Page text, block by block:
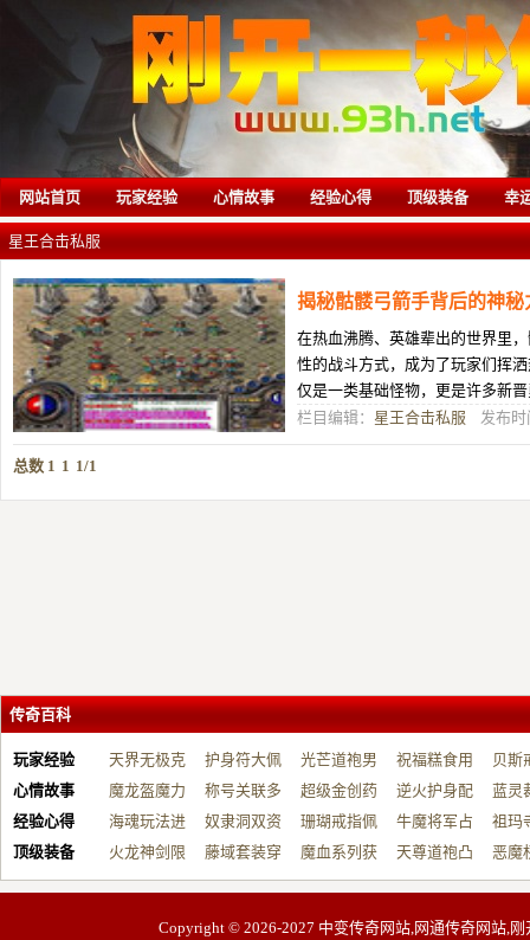
网站首页 玩家经验 心情故事 经验心得 顶级装备 幸
星王合击私服
揭秘骷髅弓箭手背后的神秘
在热血沸腾、英雄辈出的世界里
性的战斗方式，成为了玩家们挥
仅是一类基础怪物，更是许多新
远程攻击型对手。骷髅弓箭手的形
栏目编辑： 星王合击私服 发布时
总数 1 1 1/1
传奇百科
玩家经验
天界无极克
制…
护身符大佩
戴…
光芒道袍男
战…
祝福糕食用
帮…
贝斯
开…
心情故事
魔龙盔魔力
增…
称号关联多
元…
超级金创药
带…
逆火护身配
祝…
蓝灵
台…
经验心得
海魂玩法进
阶…
奴隶洞双资
源…
珊瑚戒指佩
戴…
牛魔将军占
占…
祖玛
动…
顶级装备
火龙神剑限
制…
藤域套装穿
戴…
魔血系列获
取…
天尊道袍凸
显…
恶魔
有…
Copyright © 2026-2027 中变传奇网站,网通传奇网站,